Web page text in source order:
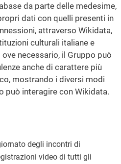
da parte delle medesime,
dati con quelli presenti in
attraverso Wikidata,
culturali italiane e
necessario, il Gruppo può
anche di carattere più
mostrando i diversi modi
può interagire con Wikidata.
degli incontri di
video di tutti gli